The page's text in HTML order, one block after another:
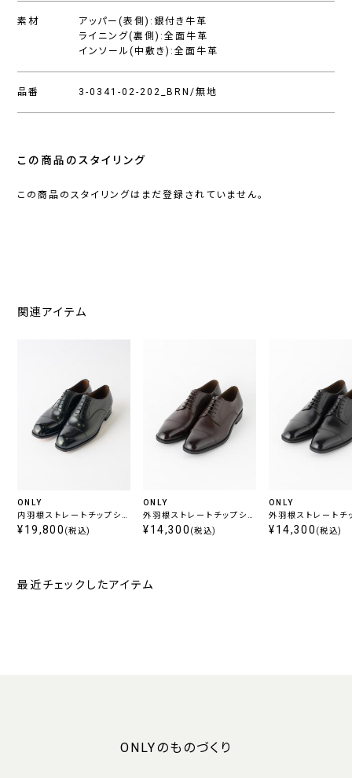
素材
アッパー(表側):銀付き牛革
ライニング(裏側):全面牛革
インソール(中敷き):全面牛革
品番 3-0341-02-202_BRN/無地
この商品のスタイリング
この商品のスタイリングはまだ登録されていません。
関連アイテム
ONLY
内羽根ストレートチップシュ
ーズ ブラック
¥19,800 (税込)
ONLY
外羽根ストレートチップシュ
ーズ ブラウン
¥14,300 (税込)
ONLY
外羽根ストレートチ
ーズ ブラック
¥14,300 (税込)
最近チェックしたアイテム
ONLYのものづくり